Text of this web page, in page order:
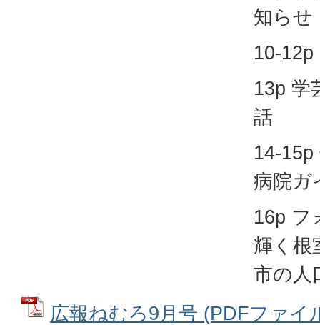
知らせ
10-
13p 学
話
14-
病院ガ
16p フ
輝く根
市の人
広報ねむろ9月号 (PDFファイ